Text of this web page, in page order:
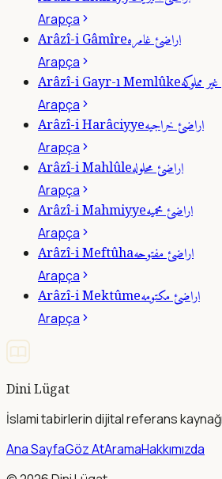
Arapça
Arâzî-i Gâmîreاراضئ غامره
Arapça
Arâzî-i Gayr-ı Memlûkeمملوكه
Arapça
Arâzî-i Harâciyyeاراضئ خراجيه
Arapça
Arâzî-i Mahlûleاراضئ محلوله
Arapça
Arâzî-i Mahmiyyeاراضئ محميه
Arapça
Arâzî-i Meftûhaاراضئ مفتوحه
Arapça
Arâzî-i Mektûmeاراضئ مكتومه
Arapça
Dini Lügat
İslami tabirlerin dijital referans
Ana SayfaGöz AtAramaHakkımızda